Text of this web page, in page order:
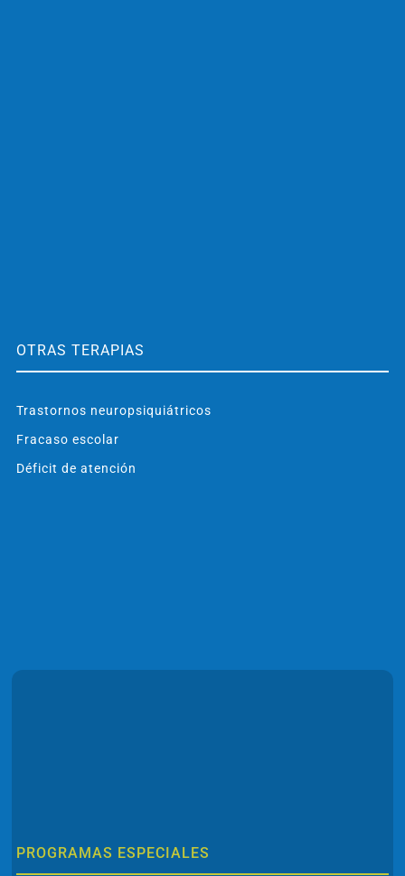
OTRAS TERAPIAS
Trastornos neuropsiquiátricos
Fracaso escolar
Déficit de atención
PROGRAMAS ESPECIALES